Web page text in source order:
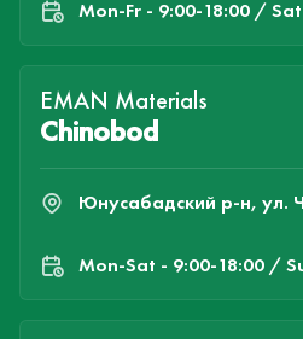
Mon-Fr - 9:00-18:00 /
EMAN Materials
Chinobod
Юнусабадский р-н, ул.
Mon-Sat - 9:00-18:00 /